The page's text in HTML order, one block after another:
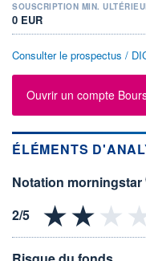
SOUSCRIPTION MIN.
0 EUR
Consulter le prospectus /
Ouvrir un compte
ÉLÉMENTS
Notation morningstar